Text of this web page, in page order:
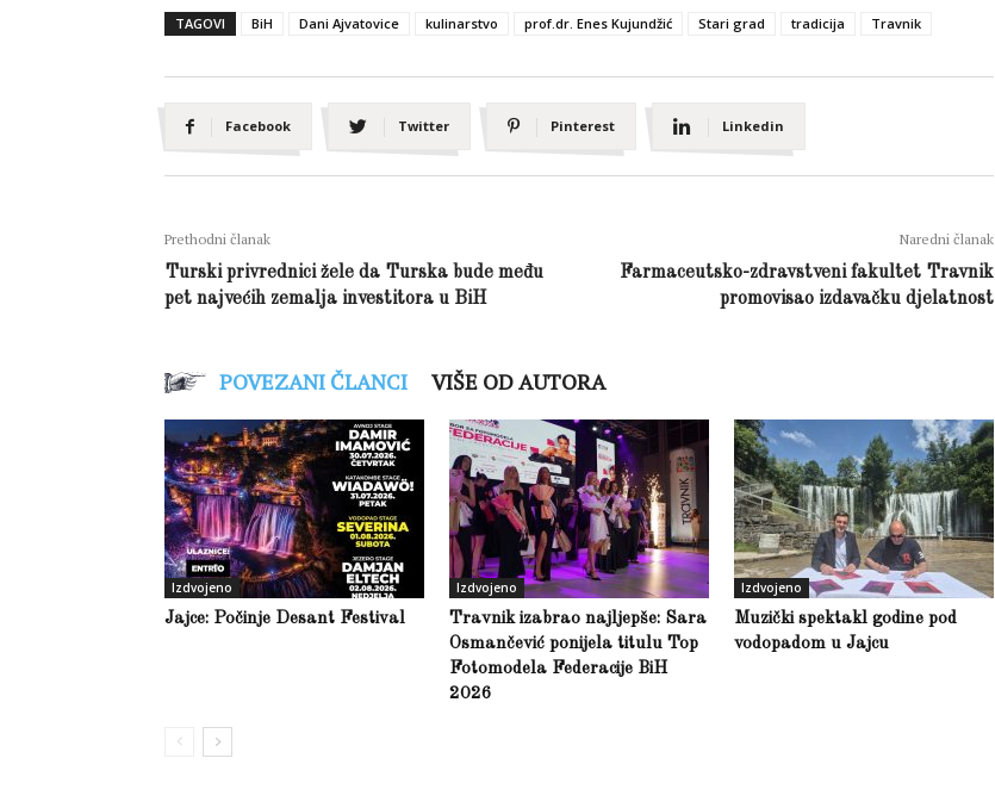
TAGOVI BiH Dani Ajvatovice kulinarstvo prof.dr. Enes Kujundžić Stari grad tradicija Travnik
Facebook Twitter Pinterest Linkedin
Prethodni članak
Turski privrednici žele da Turska bude među
pet najvećih zemalja investitora u BiH
Naredni članak
Farmaceutsko-zdravstveni fakultet Travnik
promovisao izdavačku djelatnost
POVEZANI ČLANCI VIŠE OD AUTORA
Izdvojeno
Jajce: Počinje Desant Festival
Izdvojeno
Travnik izabrao najljepše: Sara
Osmančević ponijela titulu Top
Fotomodela Federacije BiH
2026
Izdvojeno
Muzički spektakl godine pod
vodopadom u Jajcu